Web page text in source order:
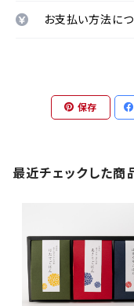
お支払い方法につ
保存
最近チェックした商